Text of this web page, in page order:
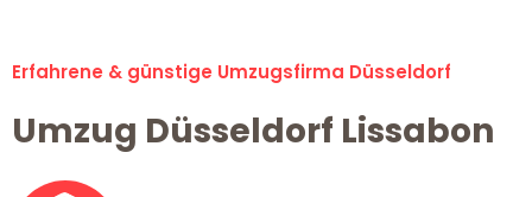
Erfahrene & günstige Umzugsfirma Düsseldorf
Umzug Düsseldorf Lissabon